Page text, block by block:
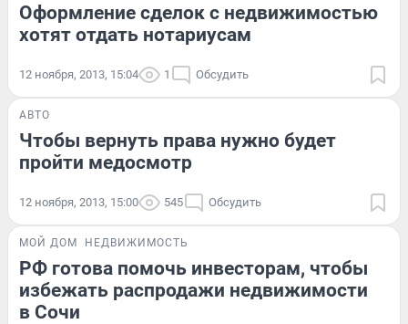
Оформление сделок с недвижимостью
хотят отдать нотариусам
12 ноября, 2013, 15:04 1 Обсудить
АВТО
Чтобы вернуть права нужно будет
пройти медосмотр
12 ноября, 2013, 15:00 545 Обсудить
МОЙ ДОМ НЕДВИЖИМОСТЬ
РФ готова помочь инвесторам, чтобы
избежать распродажи недвижимости
в Сочи